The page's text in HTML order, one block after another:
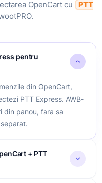
OpenCart cu PTT
pentru
din OpenCart,
PTT Express. AWB-
din panou, fara sa
+ PTT